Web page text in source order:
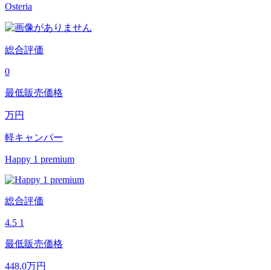
Osteria
総合評価
0
最低販売価格
万円
軽キャンパー
Happy 1 premium
総合評価
4.5 1
最低販売価格
448.0万円